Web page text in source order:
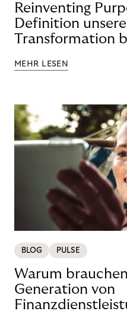
Reinventing
Definition
Transformation
MEHR LESEN
BLOG PULSE
Warum
Generation von